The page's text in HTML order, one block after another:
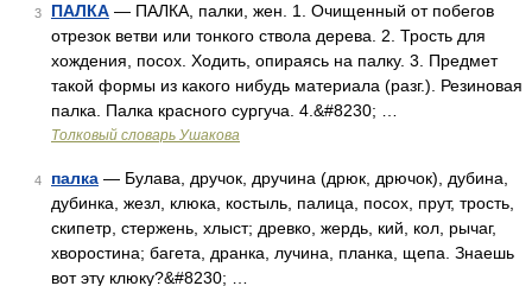
3 ПАЛКА — ПАЛКА, палки, жен. 1. Очищенный от побегов
отрезок ветви или тонкого ствола дерева. 2. Трость для
хождения, посох. Ходить, опираясь на палку. 3. Предмет
такой формы из какого нибудь материала (разг.). Резиновая
палка. Палка красного сургуча. 4.&#8230; …
Толковый словарь Ушакова
4 палка — Булава, дручок, дручина (дрюк, дрючок), дубина,
дубинка, жезл, клюка, костыль, палица, посох, прут, трость,
скипетр, стержень, хлыст; древко, жердь, кий, кол, рычаг,
хворостина; багета, дранка, лучина, планка, щепа. Знаешь
вот эту клюку?&#8230; …